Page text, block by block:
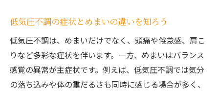
原因不明のめまいで適切な診療科選びのポ
ふわふわ感や吐き気がある時の受診科を解
説
めまい症状が続く場合の病院選びと注意点
低気圧不調の症状とめまいの違いを知ろう
低気圧不調は、めまいだけでなく、頭痛や倦怠感、肩こ
りなど多彩な症状を伴います。一方、めまいはバランス
感覚の異常が主症状です。例えば、低気圧不調では気分
の落ち込みや体の重だるさも同時に感じる場合が多く、